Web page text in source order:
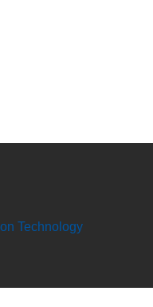
Technology